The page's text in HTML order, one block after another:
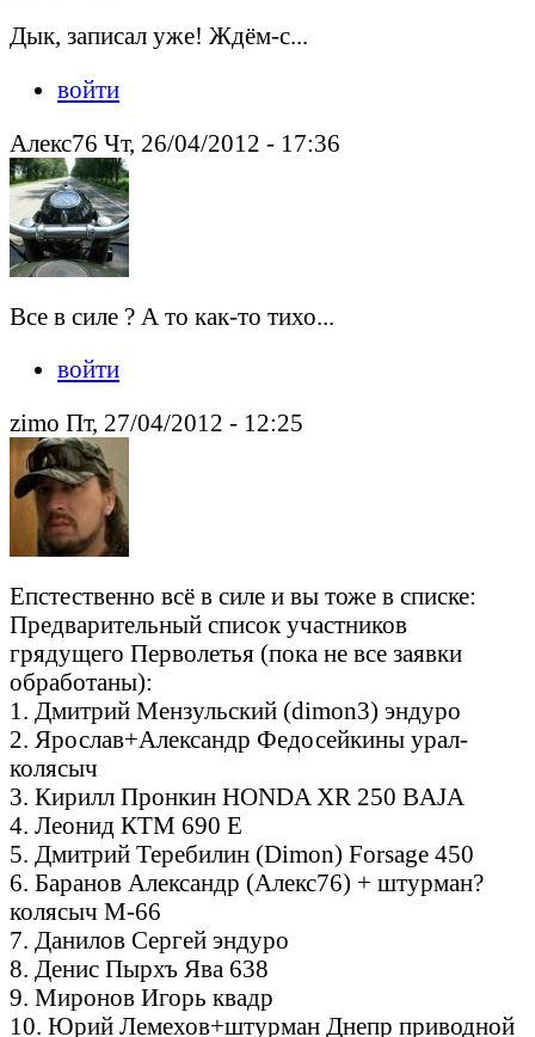
Дык, записал уже! Ждём-с...
войти
Алекс76 Чт, 26/04/2012 - 17:36
Все в силе ? А то как-то тихо...
войти
zimo Пт, 27/04/2012 - 12:25
Епстественно всё в силе и вы тоже в списке:
Предварительный список участников
грядущего Перволетья (пока не все заявки
обработаны):
1. Дмитрий Мензульский (dimon3) эндуро
2. Ярослав+Александр Федосейкины урал-
колясыч
3. Кирилл Пронкин HONDA XR 250 BAJА
4. Леонид КTM 690 E
5. Дмитрий Теребилин (Dimon) Forsage 450
6. Баранов Александр (Алекс76) + штурман?
колясыч М-66
7. Данилов Сергей эндуро
8. Денис Пырхъ Ява 638
9. Миронов Игорь квадр
10. Юрий Лемехов+штурман Днепр приводной